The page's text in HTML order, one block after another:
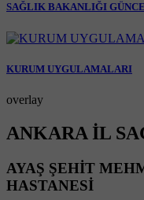
SAĞLIK BAKANLIĞI
KURUM UYGULAMALARI
overlay
ANKARA İL
AYAŞ ŞEHİT
HASTANESİ